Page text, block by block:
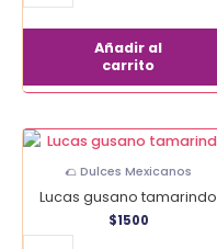
Añadir al
carrito
🌮 Dulces Mexicanos
Lucas gusano tamarindo
$1500
Lucas
cantidad